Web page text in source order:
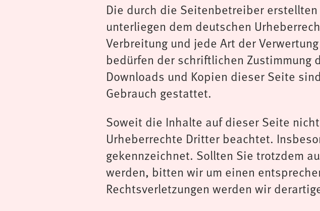
Die durch die Seitenbetreiber
unterliegen dem deutschen
Verbreitung und jede Art der
bedürfen der schriftlichen Zustimmung
Downloads und Kopien dieser Seite
Gebrauch gestattet.
Soweit die Inhalte auf dieser Seite
Urheberrechte Dritter beachtet.
gekennzeichnet. Sollten Sie trotzdem
werden, bitten wir um einen
Rechtsverletzungen werden wir